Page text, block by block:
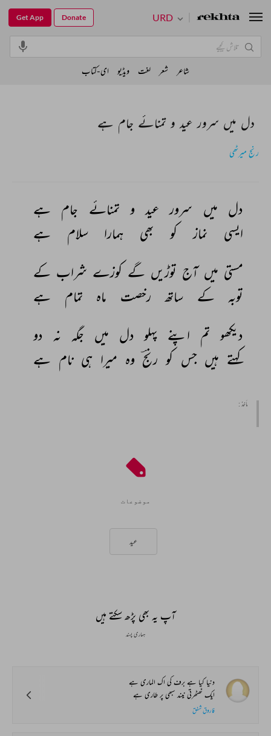
دل میں سرور عید و تمنائے جام ہے
رنج میرٹھی
دل میں سرور عید و تمنائے جام ہے
ایسی
نماز کو بھی ہمارا سلام
ہے
مستی میں آج توڑیں گے کوزے شراب کے
توبہ
کے ساتھ رخصت ماہ تمام
ہے
دیکھو تم اپنے پہلو دل میں جگہ نہ دو
کہتے ہیں جس کو رنجؔ وہ میرا ہی نام ہے
مأخذ :
موضوعات
عید
آپ یہ بھی پڑھ سکتے ہیں
ہماری پسند
دنیا کیا ہے برف کی اک الماری ہے
ایک ٹھٹھرتی نیند سبھی پر طاری ہے
فاروق شفق
URD
Get App Donate
شاعر شعر لغت ویڈیو ای-کتاب